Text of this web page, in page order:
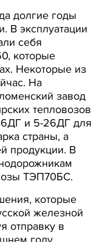
долгие годы
В эксплуатации
себя
которые
Некоторые из
На
завод
тепловозов
и 5-26ДГ для
страны, а
продукции. В
ТЭП70БС.
которые
железной
отправку в